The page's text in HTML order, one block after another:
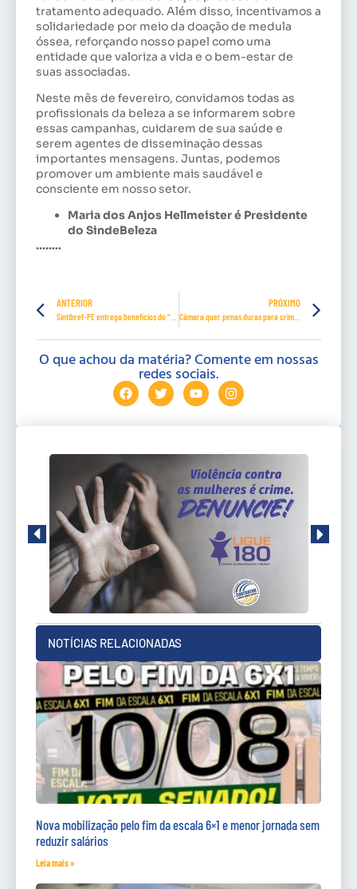
tratamento adequado. Além disso, incentivamos a
solidariedade por meio da doação de medula
óssea, reforçando nosso papel como uma
entidade que valoriza a vida e o bem-estar de
suas associadas.
Neste mês de fevereiro, convidamos todas as
profissionais da beleza a se informarem sobre
essas campanhas, cuidarem de sua saúde e
serem agentes de disseminação dessas
importantes mensagens. Juntas, podemos
promover um ambiente mais saudável e
consciente em nosso setor.
Maria dos Anjos Hellmeister é Presidente
do SindeBeleza
……..
ANTERIOR PRÓXIMO
Câmara quer penas duras para crimes contra pessoas com deficiência ou idosas
O que achou da matéria? Comente em nossas
redes sociais.
NOTÍCIAS RELACIONADAS
Nova mobilização pelo fim da escala 6×1 e menor jornada sem
reduzir salários
Leia mais »